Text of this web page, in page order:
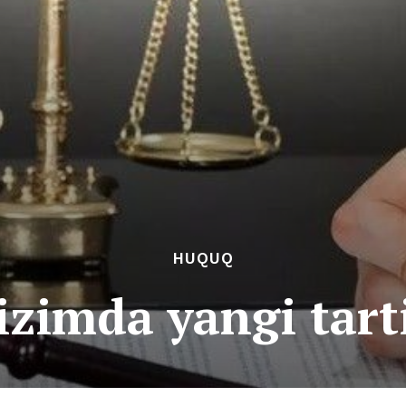
HUQUQ
yangi